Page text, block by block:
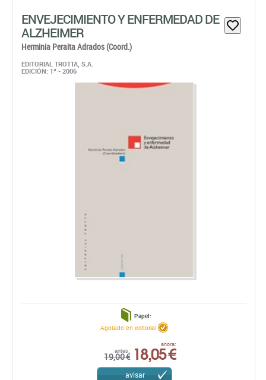
ENVEJECIMIENTO Y ENFERMEDAD DE
ALZHEIMER
Herminia Peraita Adrados (Coord.)
EDITORIAL TROTTA, S.A.
EDICIÓN: 1ª - 2006
Papel:
antes:
19,00 €
ahora:
18,05 €
Agotado en editorial
avisar